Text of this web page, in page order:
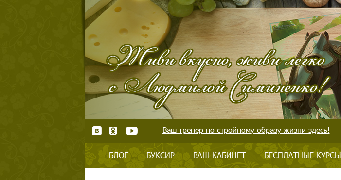
Ваш тренер по стройному образу жизни здесь!
БЛОГ БУКСИР ВАШ КАБИНЕТ БЕСПЛАТНЫЕ КУРСЫ